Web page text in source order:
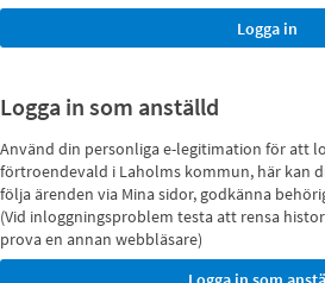
Logga in som anställd
Använd din personliga e-legitimation för att
förtroendevald i Laholms kommun, här kan
följa ärenden via Mina sidor, godkänna
(Vid inloggningsproblem testa att rensa
prova en annan webbläsare)